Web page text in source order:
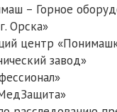
– Горное
Орска»
центр
завод»